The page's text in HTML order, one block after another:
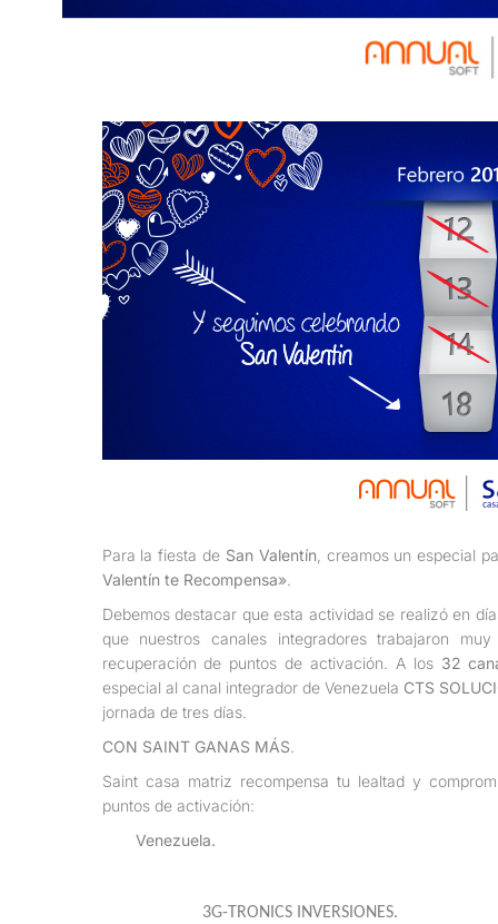
Para la fiesta de San Valentín, creamos un especial
Valentín te Recompensa».
Debemos destacar que esta actividad se realizó en
que nuestros canales integradores trabajaron
recuperación de puntos de activación. A los 32
especial al canal integrador de Venezuela CTS
jornada de tres días.
CON SAINT GANAS MÁS
Saint casa matriz recompensa tu lealtad y
puntos de activación:
Venezuela.
3G-TRONICS INVERSIONES.